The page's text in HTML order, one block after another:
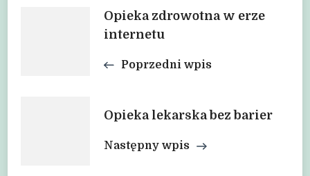
Nawigacja
wpisu
Opieka zdrowotna w erze
internetu
Poprzedni wpis
Opieka lekarska bez barier
Następny wpis